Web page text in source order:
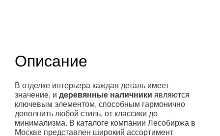
Описание
В отделке интерьера каждая деталь имеет
значение, и деревянные наличники являются
ключевым элементом, способным гармонично
дополнить любой стиль, от классики до
минимализма. В каталоге компании Лесобиржа в
Москве представлен широкий ассортимент